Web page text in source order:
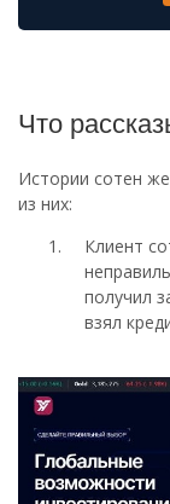
Что
Истории сотен
из них:
Клиент
получил
взял